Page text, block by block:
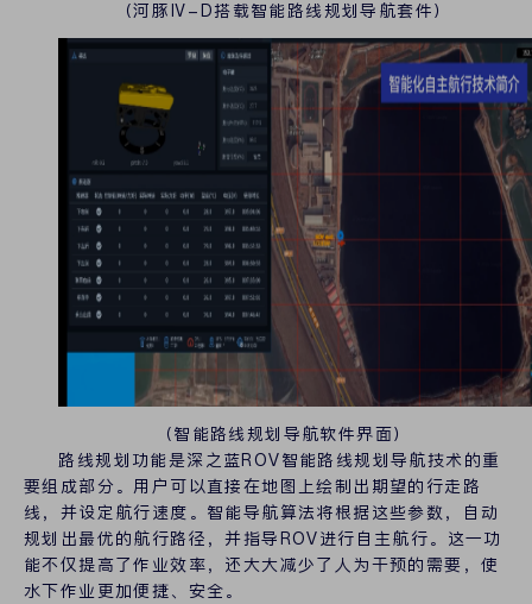
（河豚Ⅳ-D搭载智能路线规划导航套件）
（智能路线规划导航软件界面）
路线规划功能是深之蓝ROV智能路线规划导航技术的重
要组成部分。用户可以直接在地图上绘制出期望的行走路
线，并设定航行速度。智能导航算法将根据这些参数，自动
规划出最优的航行路径，并指导ROV进行自主航行。这一功
能不仅提高了作业效率，还大大减少了人为干预的需要，使
水下作业更加便捷、安全。